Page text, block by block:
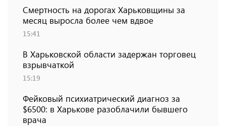
Смертность на дорогах Харьковщины за
месяц выросла более чем вдвое
15:41
В Харьковской области задержан торговец
взрывчаткой
15:19
Фейковый психиатрический диагноз за
$6500: в Харькове разоблачили бывшего
врача